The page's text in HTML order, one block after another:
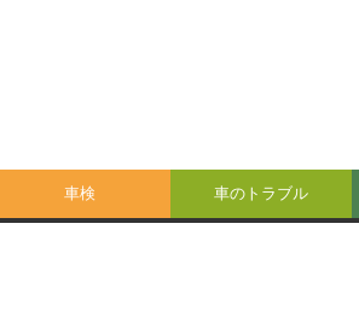
車検 車のトラブル